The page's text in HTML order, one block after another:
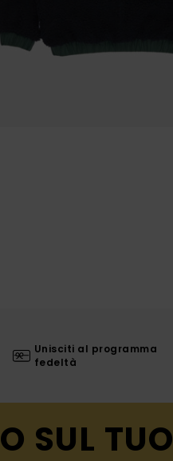
Unisciti al programma
fedeltà
SUL TUO